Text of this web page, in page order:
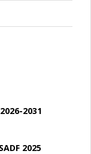
2031
2025